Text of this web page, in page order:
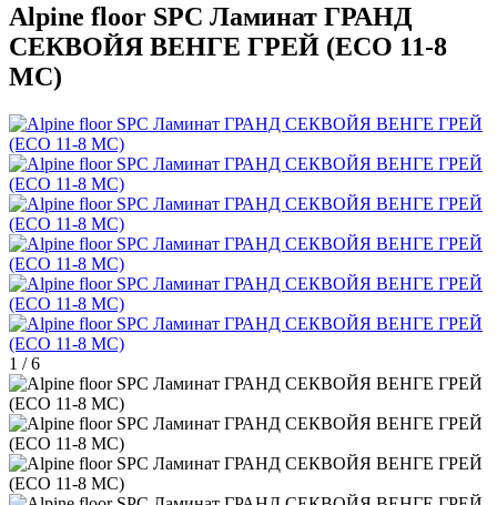
Alpine floor SPC Ламинат ГРАНД
СЕКВОЙЯ ВЕНГЕ ГРЕЙ (ECO 11-8
MC)
1 /6